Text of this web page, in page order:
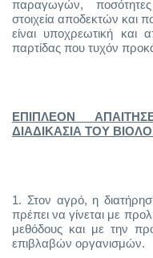
παραγωγών,
στοιχεία αποδεκτών και
είναι υποχρεωτική και
παρτίδας που τυχόν
ΕΠΙΠΛΕΟΝ
ΔΙΑΔΙΚΑΣΙΑ ΤΟΥ
1. Στον αγρό, η
πρέπει να γίνεται με
μεθόδους και με την
επιβλαβών οργανισμών.